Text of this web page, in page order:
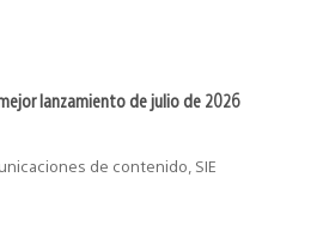
lanzamiento de julio de 2026
de contenido, SIE